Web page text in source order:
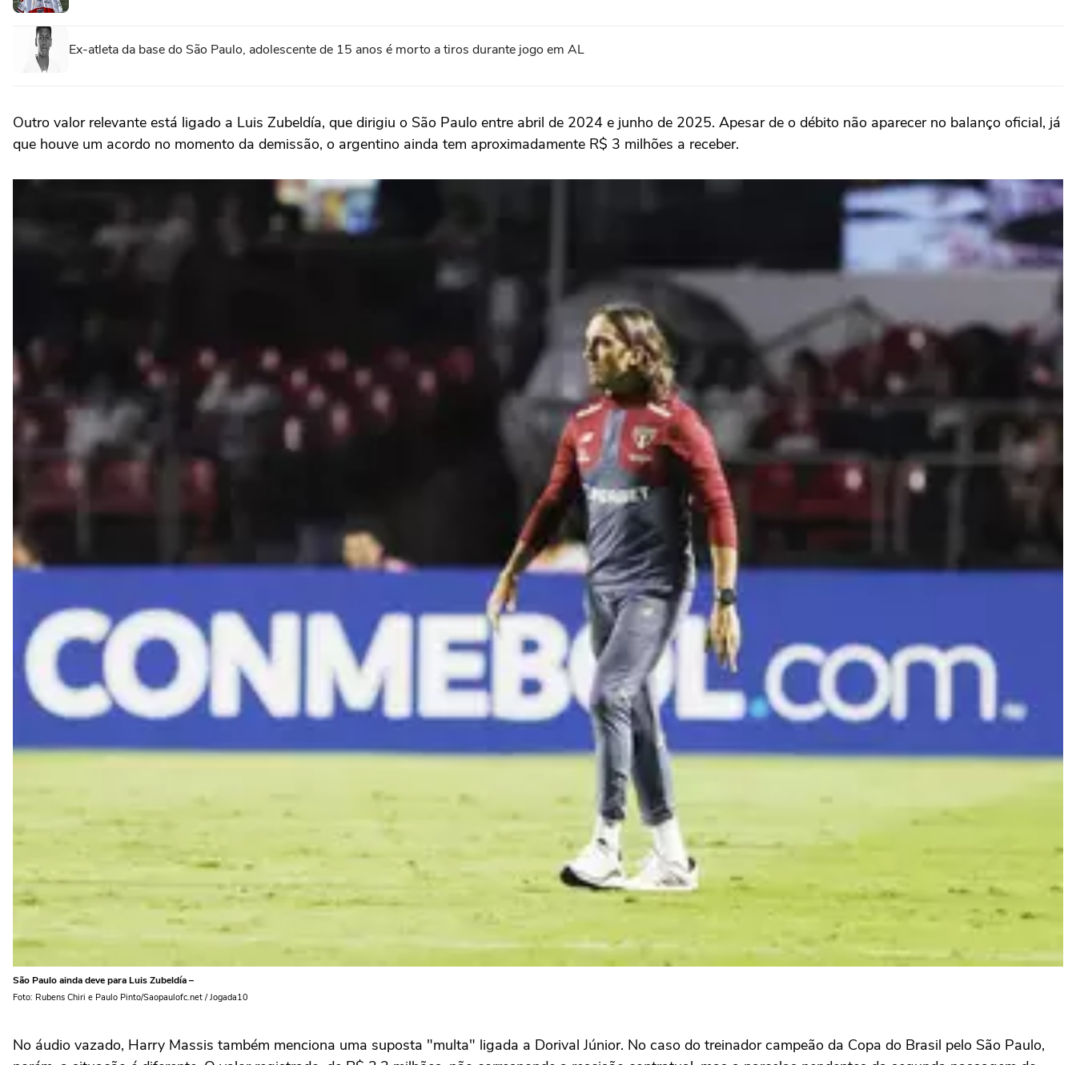
Ex-atleta da base do São Paulo, adolescente de 15 anos é morto a tiros durante jogo em AL
Outro valor relevante está ligado a Luis Zubeldía, que dirigiu o São Paulo entre abril de 2024 e junho de 2025. Apesar de o débito não aparecer no balanço oficial, já
que houve um acordo no momento da demissão, o argentino ainda tem aproximadamente R$ 3 milhões a receber.
São Paulo ainda deve para Luis Zubeldía –
Foto: Rubens Chiri e Paulo Pinto/Saopaulofc.net / Jogada10
No áudio vazado, Harry Massis também menciona uma suposta "multa" ligada a Dorival Júnior. No caso do treinador campeão da Copa do Brasil pelo São Paulo,